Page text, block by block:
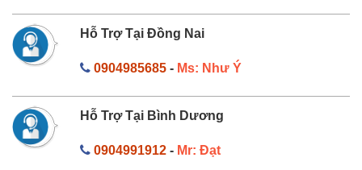
Hỗ Trợ Tại Đồng Nai
0904985685- Ms: Như Ý
Hỗ Trợ Tại Bình Dương
0904991912- Mr: Đạt